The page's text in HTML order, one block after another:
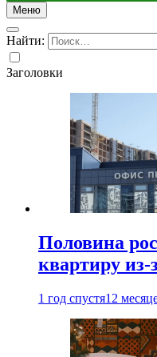
Меню
Найти:
Заголовки
Половина
квартиру
1 год спустя12